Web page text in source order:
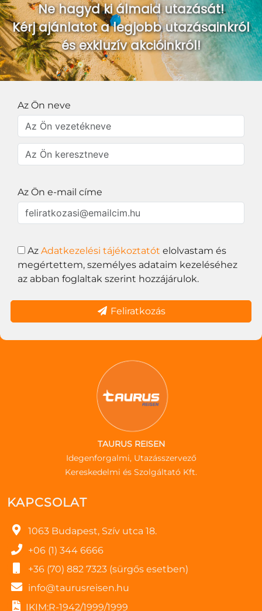
Ne hagyd ki álmaid utazását!
Kérj ajánlatot a legjobb utazásainkról
és exkluzív akcióinkról!
Az Ön neve
Az Ön e-mail címe
Az Adatkezelési tájékoztatót elolvastam és
megértettem, személyes adataim kezeléséhez
az abban foglaltak szerint hozzájárulok.
Feliratkozás
TAURUS REISEN
Idegenforgalmi, Utazásszervező
Kereskedelmi és Szolgáltató Kft.
KAPCSOLAT
1063 Budapest, Szív utca 18.
+06 (1) 344 6666
+36 (70) 882 7323 (sürgős esetben)
info@taurusreisen.hu
IKIM:R-1942/1999/1999